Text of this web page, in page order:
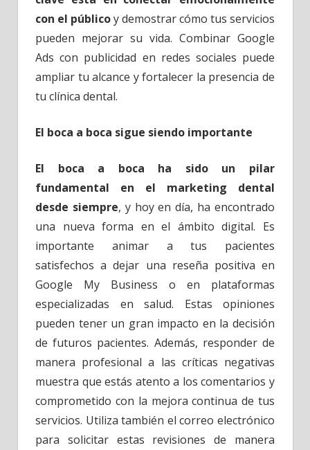
con el públicoy demostrar cómo tus servicios
pueden mejorar su vida. Combinar Google
Ads con publicidad en redes sociales puede
ampliar tu alcance y fortalecer la presencia de
tu clínica dental.
El boca a boca sigue siendo importante
El boca a boca ha sido un pilar
fundamental en el marketing dental
desde siempre, y hoy en día, ha encontrado
una nueva forma en el ámbito digital. Es
importante animar a tus pacientes
satisfechos a dejar una reseña positiva en
Google My Business o en plataformas
especializadas en salud. Estas opiniones
pueden tener un gran impacto en la decisión
de futuros pacientes. Además, responder de
manera profesional a las críticas negativas
muestra que estás atento a los comentarios y
comprometido con la mejora continua de tus
servicios. Utiliza también el correo electrónico
para solicitar estas revisiones de manera